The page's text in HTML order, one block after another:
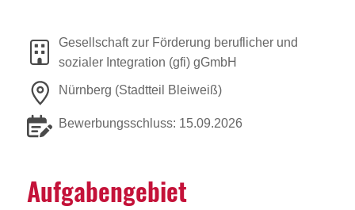
Gesellschaft zur Förderung beruflicher und
sozialer Integration (gfi) gGmbH
Nürnberg (Stadtteil Bleiweiß)
Bewerbungsschluss: 15.09.2026
Aufga­ben­ge­biet